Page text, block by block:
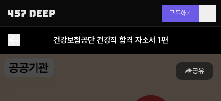
구독하기
건강보험공단 건강직 합격 자소서 1편
공유